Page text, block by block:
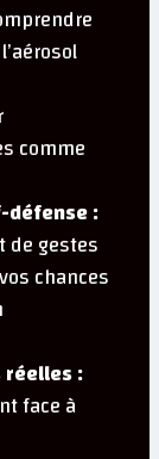
comme
défense :
de gestes
chances
:
face à